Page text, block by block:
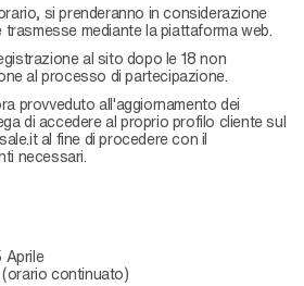
si prenderanno in considerazione
mediante la piattaforma web.
al sito dopo le 18 non
al processo di partecipazione.
provveduto all'aggiornamento dei
di accedere al proprio profilo cliente sul
al fine di procedere con il
necessari.
Aprile
continuato)